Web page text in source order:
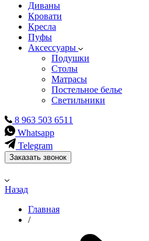
Диваны
Кровати
Кресла
Пуфы
Аксессуары
Подушки
Столы
Матрасы
Постельное белье
Светильники
8 963 503 6511
Whatsapp
Telegram
Заказать звонок
Назад
Главная
/